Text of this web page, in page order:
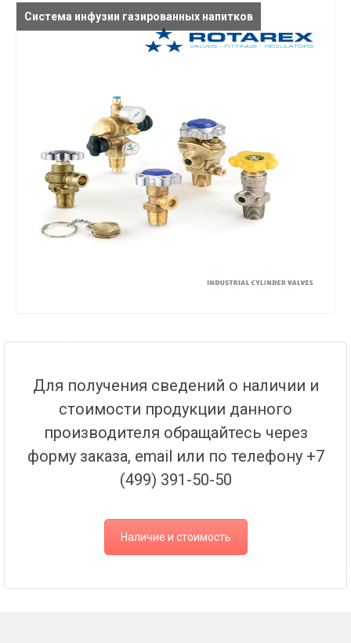
Система инфузии газированных напитков
Для получения сведений о наличии и
стоимости продукции данного
производителя обращайтесь через
форму заказа, email или по телефону +7
(499) 391-50-50
Наличие и стоимость